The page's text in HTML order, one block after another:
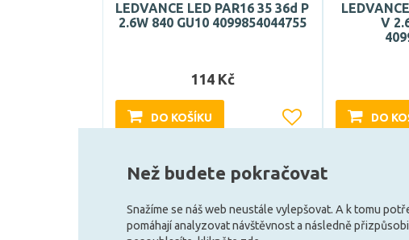
LEDVANCE LED PAR16 35 36d P
2.6W 840 GU10 4099854044755
114 Kč
DO KOŠÍKU
V
DO
Než budete pokračovat
Snažíme se náš web neustále vylepšovat. A k tomu
pomáhají analyzovat návštěvnost a následně